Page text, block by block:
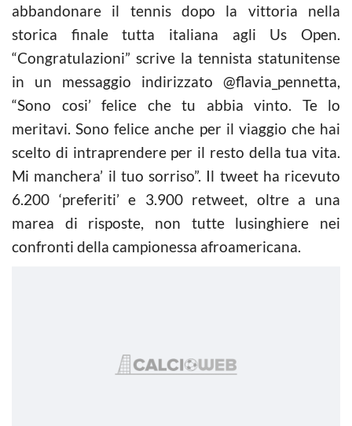
abbandonare il tennisdopo la vittoria nella
storica finale tutta italiana agli Us Open.
“Congratulazioni” scrive la tennista statunitense
in un messaggio indirizzato @flavia_pennetta,
“Sono cosi’ felice che tu abbia vinto. Te lo
meritavi. Sono felice anche per il viaggio che hai
scelto di intraprendere per il resto della tua vita.
Mi manchera’ il tuo sorriso”. Il tweet ha ricevuto
6.200 ‘preferiti’ e 3.900 retweet, oltre a una
marea di risposte, non tutte lusinghiere nei
confronti della campionessa afroamericana.